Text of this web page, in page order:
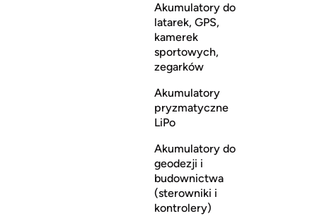
Akumulatory do
latarek, GPS,
kamerek
sportowych,
zegarków
Akumulatory
pryzmatyczne
LiPo
Akumulatory do
geodezji i
budownictwa
(sterowniki i
kontrolery)